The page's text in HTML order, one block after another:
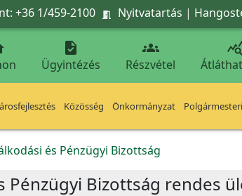
+36 1/459-2100  Nyitvatartás |

Ügyintézés

Részvétel

Közösség Önkormányzat
és Pénzügyi Bizottság
Pénzügyi Bizottság rendes